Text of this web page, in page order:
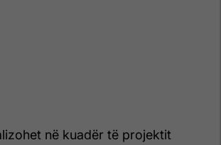
në kuadër të projektit